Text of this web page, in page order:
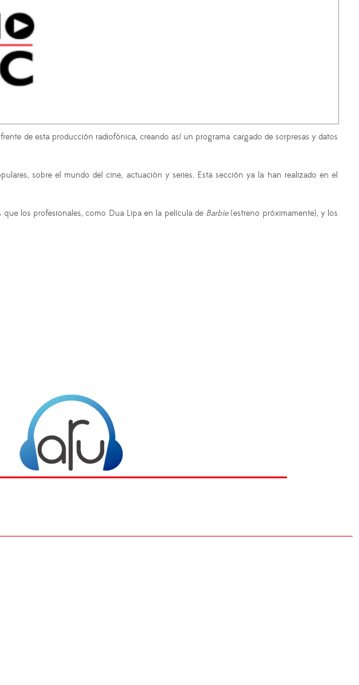
de esta producción radiofónica, creando así un programa cargado de sorpresas y datos
sobre el mundo del cine, actuación y series. Esta sección ya la han realizado en el
los profesionales, como Dua Lipa en la película de Barbie(estreno próximamente), y los